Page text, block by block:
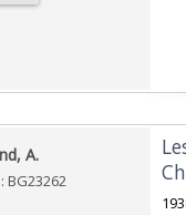
A.‎
BG23262